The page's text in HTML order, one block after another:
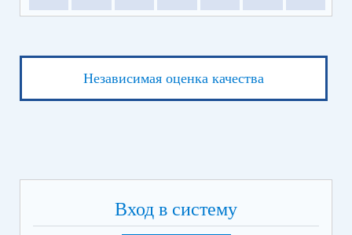
Независимая оценка качества
Вход в систему